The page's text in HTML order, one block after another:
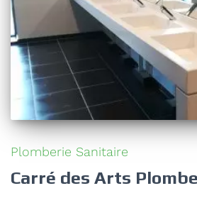
Plomberie Sanitaire
Carré des Arts